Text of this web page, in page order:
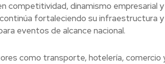
competitividad, dinamismo empresarial y
fortaleciendo su infraestructura y
eventos de alcance nacional.
como transporte, hotelería, comercio